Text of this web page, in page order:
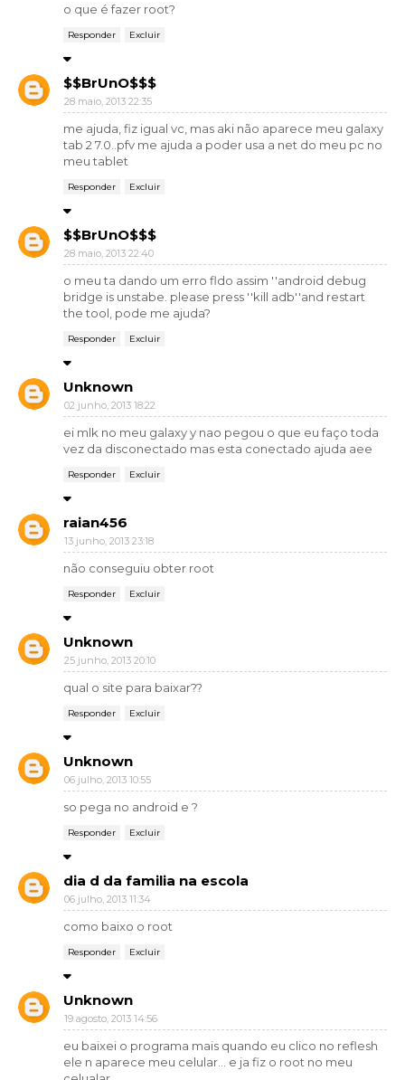
o que é fazer root?
Responder Excluir
$$BrUnO$$$
28 maio, 2013 22:35
me ajuda, fiz igual vc, mas aki não aparece meu galaxy
tab 2 7.0..pfv me ajuda a poder usa a net do meu pc no
meu tablet
Responder Excluir
$$BrUnO$$$
28 maio, 2013 22:40
o meu ta dando um erro fldo assim ''android debug
bridge is unstabe. please press ''kill adb''and restart
the tool, pode me ajuda?
Responder Excluir
Unknown
02 junho, 2013 18:22
ei mlk no meu galaxy y nao pegou o que eu faço toda
vez da disconectado mas esta conectado ajuda aee
Responder Excluir
raian456
13 junho, 2013 23:18
não conseguiu obter root
Responder Excluir
Unknown
25 junho, 2013 20:10
qual o site para baixar??
Responder Excluir
Unknown
06 julho, 2013 10:55
so pega no android e ?
Responder Excluir
dia d da familia na escola
06 julho, 2013 11:34
como baixo o root
Responder Excluir
Unknown
19 agosto, 2013 14:56
eu baixei o programa mais quando eu clico no reflesh
ele n aparece meu celular... e ja fiz o root no meu